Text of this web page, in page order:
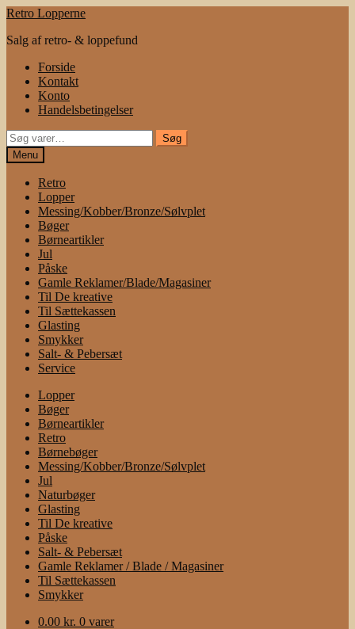
Spring
navigation
Spring
indhold
Retro Lopperne
Salg af retro- & loppefund
Forside
Kontakt
Konto
Handelsbetingelser
Søg
efter:
Søg
Menu
Retro
Lopper
Messing/Kobber/Bronze/Sølvplet
Bøger
Børneartikler
Jul
Påske
Gamle Reklamer/Blade/Magasiner
Til De kreative
Til Sættekassen
Glasting
Smykker
Salt- & Pebersæt
Service
Lopper
Bøger
Børneartikler
Retro
Børnebøger
Messing/Kobber/Bronze/Sølvplet
Jul
Naturbøger
Glasting
Til De kreative
Påske
Salt- & Pebersæt
Gamle Reklamer / Blade / Magasiner
Til Sættekassen
Smykker
0.00 kr. 0 varer